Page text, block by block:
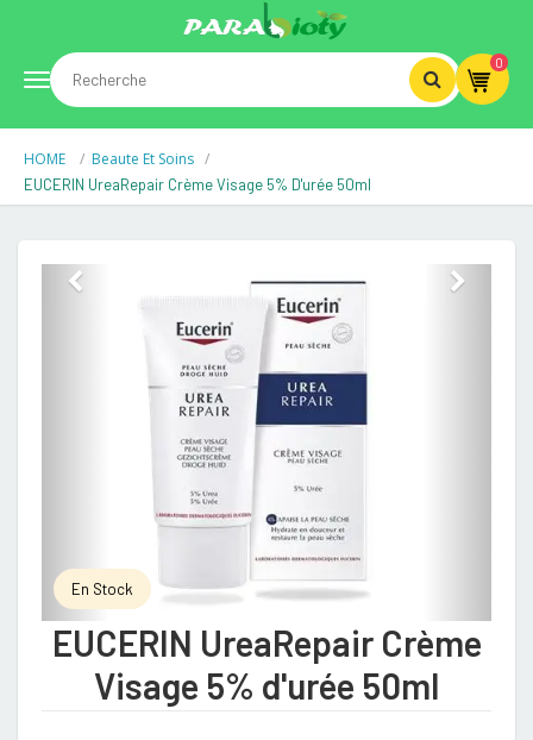
Toggle
navigation
0
HOME Beaute Et Soins
EUCERIN UreaRepair Crème Visage 5% D'urée 50ml
En Stock
EUCERIN UreaRepair Crème
Visage 5% d'urée 50ml